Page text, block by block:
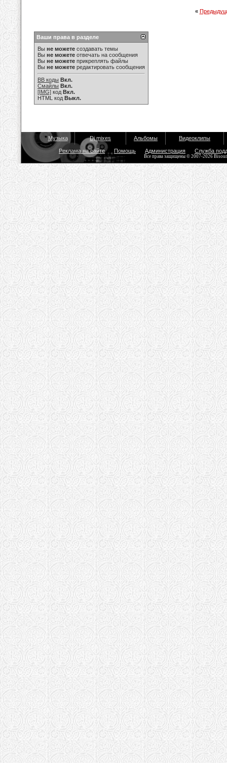
«
Ваши права в разделе
Вы не можете создавать темы
Вы не можете отвечать на сообщения
Вы не можете прикреплять файлы
Вы не можете редактировать сообщения
BB коды Вкл.
Смайлы Вкл.
[IMG] код Вкл.
HTML код Выкл.
Музыка Dj mixes Альбомы Видеоклипы
Реклама на сайте Помощь Администрация Служба
Все права защищены © 2007-2026